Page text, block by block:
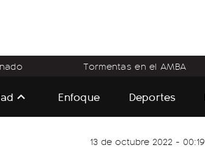
Tormentas en el AMBA
Enfoque Deportes
13 de octubre 2022 - 00:19